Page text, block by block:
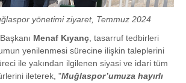
yönetimi ziyaret, Temmuz 2024
Menaf Kıyanç, tasarruf tedbirleri
yenilenmesi sürecine ilişkin taleplerini
ile yakından ilgilenen siyasi ve idari tüm
ileterek, "Muğlaspor’umuza hayırlı